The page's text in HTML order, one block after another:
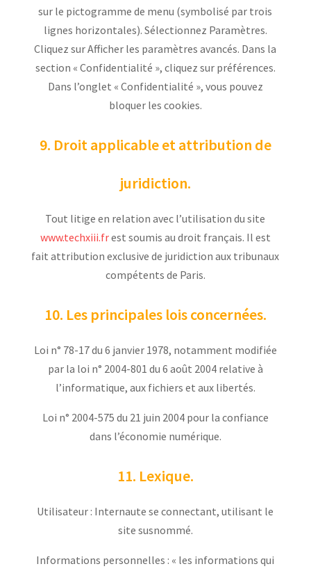
sur le pictogramme de menu (symbolisé par trois
lignes horizontales). Sélectionnez Paramètres.
Cliquez sur Afficher les paramètres avancés. Dans la
section « Confidentialité », cliquez sur préférences.
Dans l’onglet « Confidentialité », vous pouvez
bloquer les cookies.
9. Droit applicable et attribution de
juridiction.
Tout litige en relation avec l’utilisation du site
www.techxiii.frest soumis au droit français. Il est
fait attribution exclusive de juridiction aux tribunaux
compétents de Paris.
10. Les principales lois concernées.
Loi n° 78-17 du 6 janvier 1978, notamment modifiée
par la loi n° 2004-801 du 6 août 2004 relative à
l’informatique, aux fichiers et aux libertés.
Loi n° 2004-575 du 21 juin 2004 pour la confiance
dans l’économie numérique.
11. Lexique.
Utilisateur : Internaute se connectant, utilisant le
site susnommé.
Informations personnelles : « les informations qui